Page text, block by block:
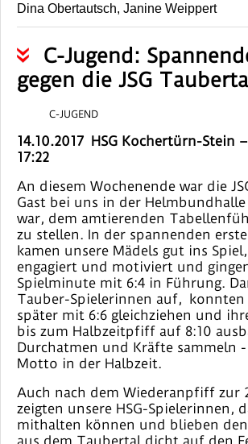
Dina Obertautsch, Janine Weippert
C-Jugend:
gegen die JSG
C-JUGEND
14.10.2017 HSG Kochertürn-Stein
17:22
An diesem Wochenende war die
Gast bei uns in der
war, dem amtierenden
zu stellen. In der spannenden
kamen unsere Mädels gut ins
engagiert und motiviert und
Spielminute mit 6:4 in Führung.
Tauber-Spielerinnen auf, konnten
später mit 6:6 gleichziehen und
bis zum Halbzeitpfiff auf 8:10
Durchatmen und Kräfte sammeln -
Motto in der Halbzeit.
Auch nach dem Wiederanpfiff zur
zeigten unsere HSG-Spielerinnen,
mithalten können und blieben den